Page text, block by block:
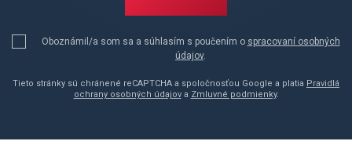
Oboznámil/a som sa a súhlasím s poučením o spracovaní osobných
údajov.
Tieto stránky sú chránené reCAPTCHA a spoločnosťou Google a platia Pravidlá
ochrany osobných údajova Zmluvné podmienky.